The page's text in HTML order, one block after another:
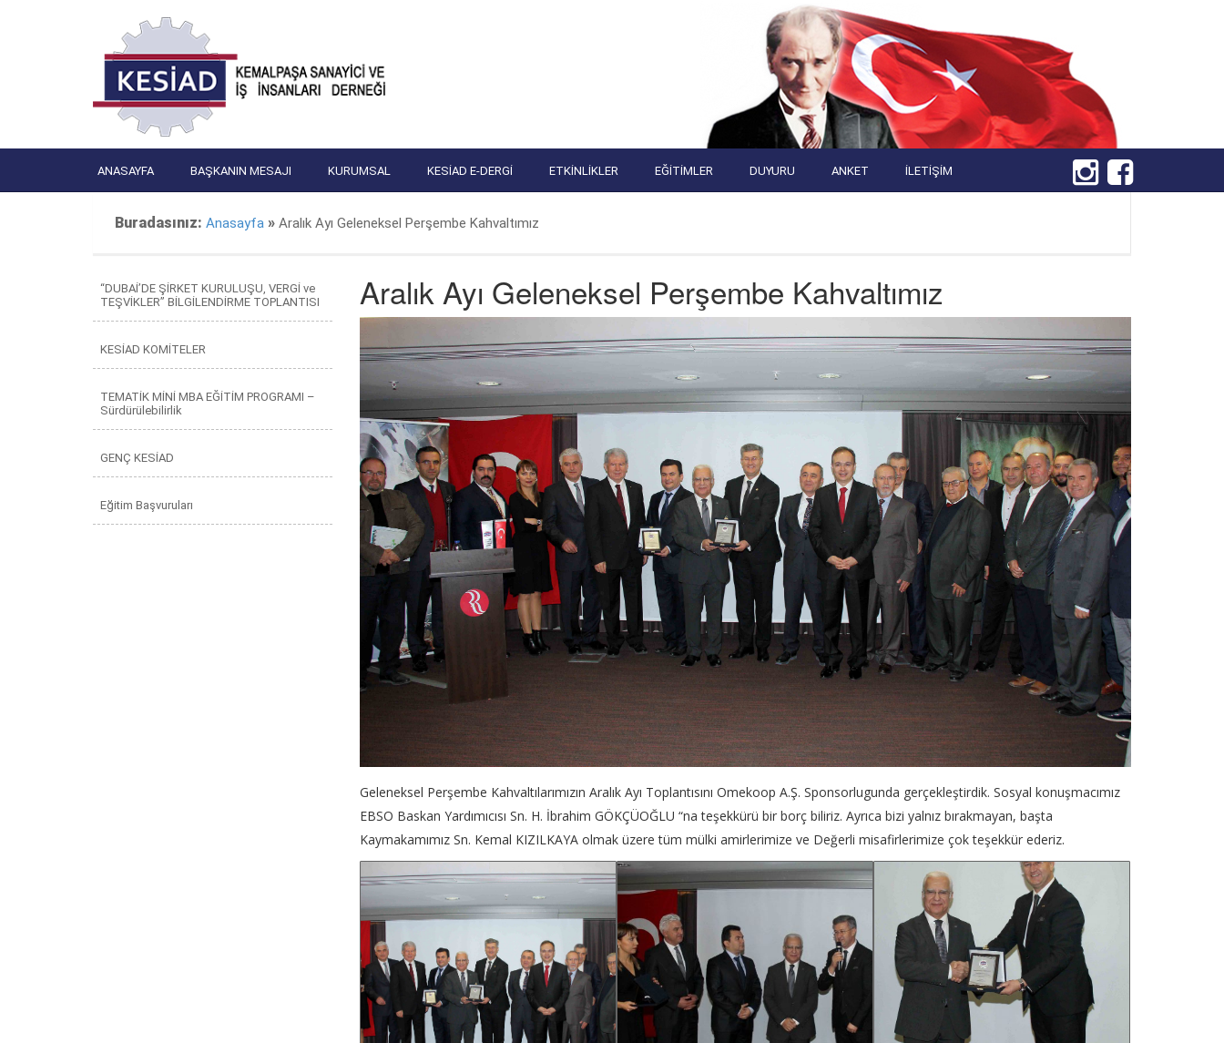
ANASAYFA BAŞKANIN MESAJI KURUMSAL KESIAD E-DERGI ETKINLIKLER EĞITIMLER DUYURU ANKET İLETIŞIM
Buradasınız: Anasayfa » Aralık Ayı Geleneksel Perşembe Kahvaltımız
“DUBAİ’DE ŞİRKET KURULUŞU, VERGİ ve
TEŞVİKLER” BİLGİLENDİRME TOPLANTISI
KESİAD KOMİTELER
TEMATİK MİNİ MBA EĞİTİM PROGRAMI –
Sürdürülebilirlik
GENÇ KESİAD
Eğitim Başvuruları
Aralık Ayı Geleneksel Perşembe Kahvaltımız
Geleneksel Perşembe Kahvaltılarımızın Aralık Ayı Toplantısını Omekoop A.Ş. Sponsorlugunda gerçekleştirdik. Sosyal konuşmacımız
EBSO Baskan Yardımıcısı Sn. H. İbrahim GÖKÇÜOĞLU “na teşekkürü bir borç biliriz. Ayrıca bizi yalnız bırakmayan, başta
Kaymakamımız Sn. Kemal KIZILKAYA olmak üzere tüm mülki amirlerimize ve Değerli misafirlerimize çok teşekkür ederiz.